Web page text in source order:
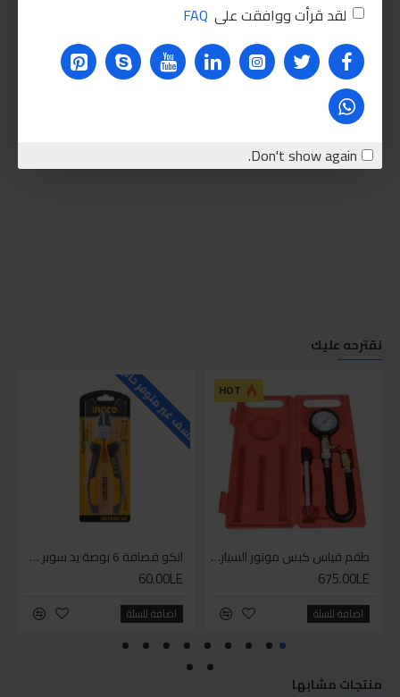
لقد قرأت ووافقت على FAQ
Don't show again.
نقترحه عليك
HOT
طقم قياس كبس موتور السياره 3 ق
675.00LE
اضافة للسلة
للاسف غير متوفر حاليا
انكو قصافة 6 بوصة يد سوبر وان
60.00LE
اضافة للسلة
منتجات مشابها